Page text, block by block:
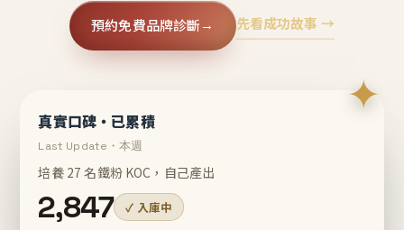
預約免費品牌診斷→ 先看成功故事 →
✦
真實口碑・已累積
Last Update・本週
培養 27 名鐵粉 KOC，自己產出
2,847 ✓ 入庫中